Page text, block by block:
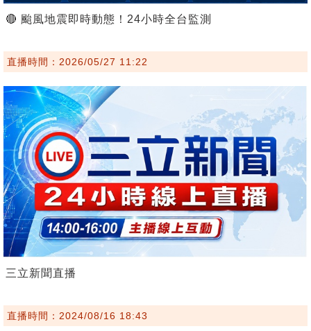
🔴 颱風地震即時動態！24小時全台監測
直播時間：2026/05/27 11:22
三立新聞直播
直播時間：2024/08/16 18:43